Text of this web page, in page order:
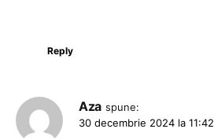
Reply
Aza spune:
30 decembrie 2024 la 11:42